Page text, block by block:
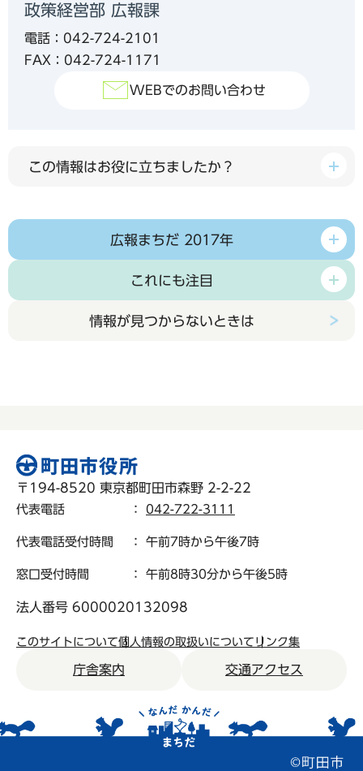
政策経営部 広報課
電話：042-724-2101
FAX：042-724-1171
WEBでのお問い合わせ
この情報はお役に立ちましたか？
広報まちだ 2017年
これにも注目
情報が見つからないときは
〒194-8520 東京都町田市森野 2-2-22
代表電話 ： 042-722-3111
代表電話受付時間 ： 午前7時から午後7時
窓口受付時間 ： 午前8時30分から午後5時
法人番号 6000020132098
このサイトについて個人情報の取扱いについて リンク集
庁舎案内 交通アクセス